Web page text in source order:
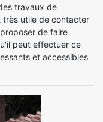
travaux de
très utile de contacter
de faire
peut effectuer ce
et accessibles